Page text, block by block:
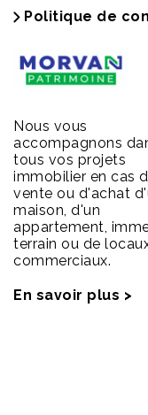
Politique de
Nous vous
accompagnons
tous vos projets
immobilier en cas
vente ou d'achat
maison, d'un
appartement,
terrain ou de
commerciaux.
En savoir plus >